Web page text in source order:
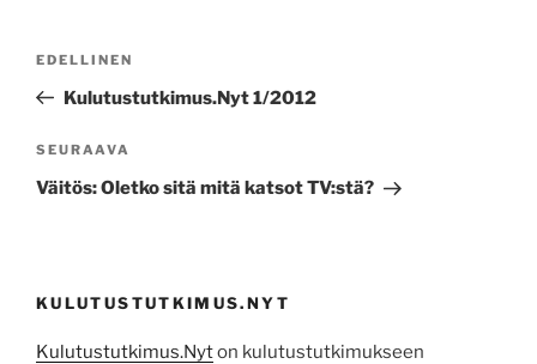
Edellinen
artikkeli
EDELLINEN
Kulutustutkimus.Nyt 1/2012
Seuraava
artikkeli
SEURAAVA
Väitös: Oletko sitä mitä katsot TV:stä?
KULUTUSTUTKIMUS.NYT
Kulutustutkimus.Nyton kulutustutkimukseen